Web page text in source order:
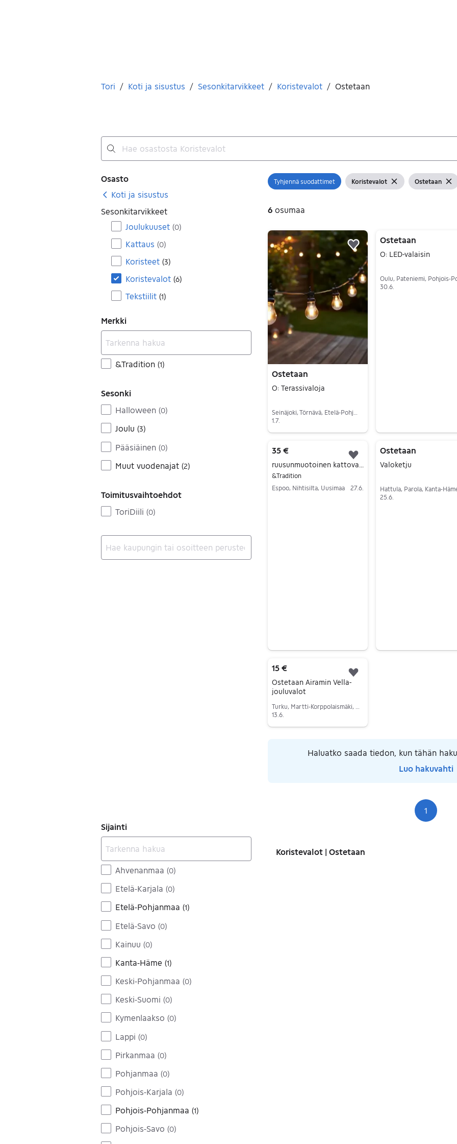
Olet tässä
Tori / Koti ja sisustus / Sesonkitarvikkeet / Koristevalot / Ostetaan
Suodattimet
Osasto
Koti ja sisustus
Sesonkitarvikkeet
Joulukuuset (0)
Kattaus (0)
Koristeet (3)
Koristevalot (6)
Tekstiilit (1)
Merkki
&Tradition (1)
Sesonki
Halloween (0)
Joulu (3)
Pääsiäinen (0)
Muut vuodenajat (2)
Toimitusvaihtoehdot
ToriDiili (0)
Sijainti
Ahvenanmaa (0)
Etelä-Karjala (0)
Etelä-Pohjanmaa (1)
Etelä-Savo (0)
Kainuu (0)
Kanta-Häme (1)
Keski-Pohjanmaa (0)
Keski-Suomi (0)
Kymenlaakso (0)
Lappi (0)
Pirkanmaa (0)
Pohjanmaa (0)
Pohjois-Karjala (0)
Pohjois-Pohjanmaa (1)
Pohjois-Savo (0)
Avaa suodatin
Tyhjennä suodattimet Näytä suodattimet
Koristevalot Tyhjennä suodatin
Näytä
Ostetaan
6osumaa
6 tulos(ta)
Ostetaan
O: Terassivaloja
1.7.
Lisää suosikiksi.
Ostetaan
O: LED-valaisin
30.6.
35 €
&Tradition
Espoo, Nihtisilta, Uusimaa
27.6.
Lisää suosikiksi.
Ostetaan
Valoketju
Hattula, Parola, Kanta-
25.6.
15 €
Ostetaan Airamin Vella-
jouluvalot
13.6.
Haluatko saada tiedon, kun tähän
Luo hakuvahti
Sivut
1
Koristevalot | Ostetaan